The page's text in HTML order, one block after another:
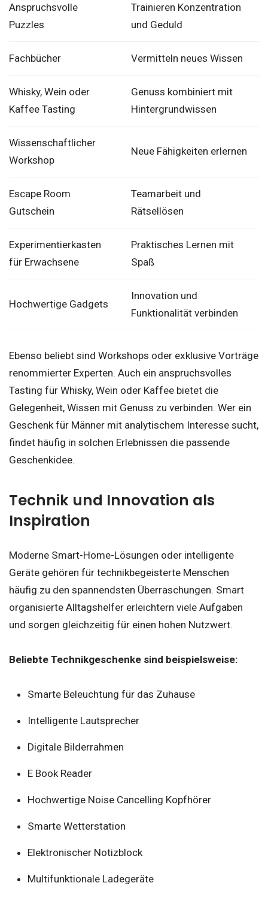
Anspruchsvolle
Puzzles
Trainieren Konzentration
und Geduld
Fachbücher Vermitteln neues Wissen
Whisky, Wein oder
Kaffee Tasting
Genuss kombiniert mit
Hintergrundwissen
Wissenschaftlicher
Workshop
Neue Fähigkeiten erlernen
Escape Room
Gutschein
Teamarbeit und
Rätsellösen
Experimentierkasten
für Erwachsene
Praktisches Lernen mit
Spaß
Hochwertige Gadgets
Innovation und
Funktionalität verbinden
Ebenso beliebt sind Workshops oder exklusive Vorträge
renommierter Experten. Auch ein anspruchsvolles
Tasting für Whisky, Wein oder Kaffee bietet die
Gelegenheit, Wissen mit Genuss zu verbinden. Wer ein
Geschenk für Männer mit analytischem Interesse sucht,
findet häufig in solchen Erlebnissen die passende
Geschenkidee.
Technik und Innovation als
Inspiration
Moderne Smart-Home-Lösungen oder intelligente
Geräte gehören für technikbegeisterte Menschen
häufig zu den spannendsten Überraschungen. Smart
organisierte Alltagshelfer erleichtern viele Aufgaben
und sorgen gleichzeitig für einen hohen Nutzwert.
Beliebte Technikgeschenke sind beispielsweise:
Smarte Beleuchtung für das Zuhause
Intelligente Lautsprecher
Digitale Bilderrahmen
E Book Reader
Hochwertige Noise Cancelling Kopfhörer
Smarte Wetterstation
Elektronischer Notizblock
Multifunktionale Ladegeräte